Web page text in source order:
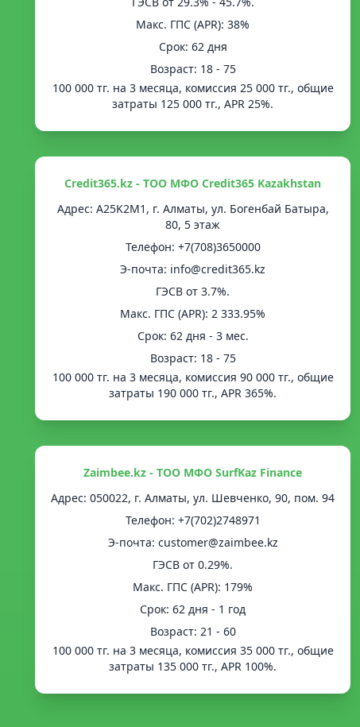
Mакс. ГПС (APR): 38%
Срок: 62 дня
Возраст: 18 - 75
100 000 тг. на 3 месяца, комиссия 25 000 тг., общие
затраты 125 000 тг., APR 25%.
Credit365.kz - ТОО МФО Credit365 Kazakhstan
Адрес: A25K2M1, г. Алматы, ул. Богенбай Батыра,
80, 5 этаж
Телефон: +7(708)3650000
Э-почта: info@credit365.kz
ГЭСВ от 3.7%.
Mакс. ГПС (APR): 2 333.95%
Срок: 62 дня - 3 мес.
Возраст: 18 - 75
100 000 тг. на 3 месяца, комиссия 90 000 тг., общие
затраты 190 000 тг., APR 365%.
Zaimbee.kz - ТОО МФО SurfKaz Finance
Адрес: 050022, г. Алматы, ул. Шевченко, 90, пом. 94
Телефон: +7(702)2748971
Э-почта: customer@zaimbee.kz
ГЭСВ от 0.29%.
Mакс. ГПС (APR): 179%
Срок: 62 дня - 1 год
Возраст: 21 - 60
100 000 тг. на 3 месяца, комиссия 35 000 тг., общие
затраты 135 000 тг., APR 100%.